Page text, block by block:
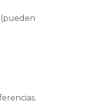
(pueden